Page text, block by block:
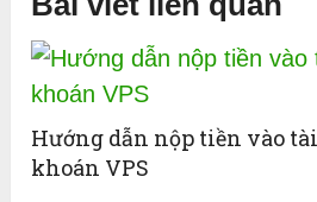
Hướng dẫn nộp tiền vào
khoán VPS